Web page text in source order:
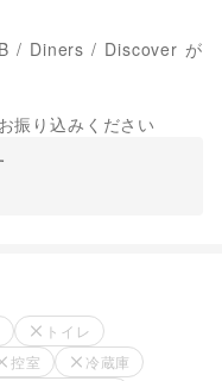
/ Diners / Discover が
振り込みください
トイレ
控室
冷蔵庫